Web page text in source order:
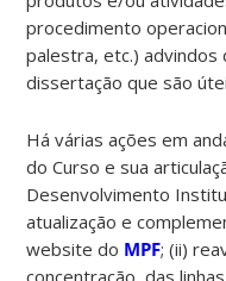
procedimento
palestra, etc.) advindos
dissertação que são
Há várias ações em
do Curso e sua
Desenvolvimento
atualização e
website do MPF; (ii)
concentração, das